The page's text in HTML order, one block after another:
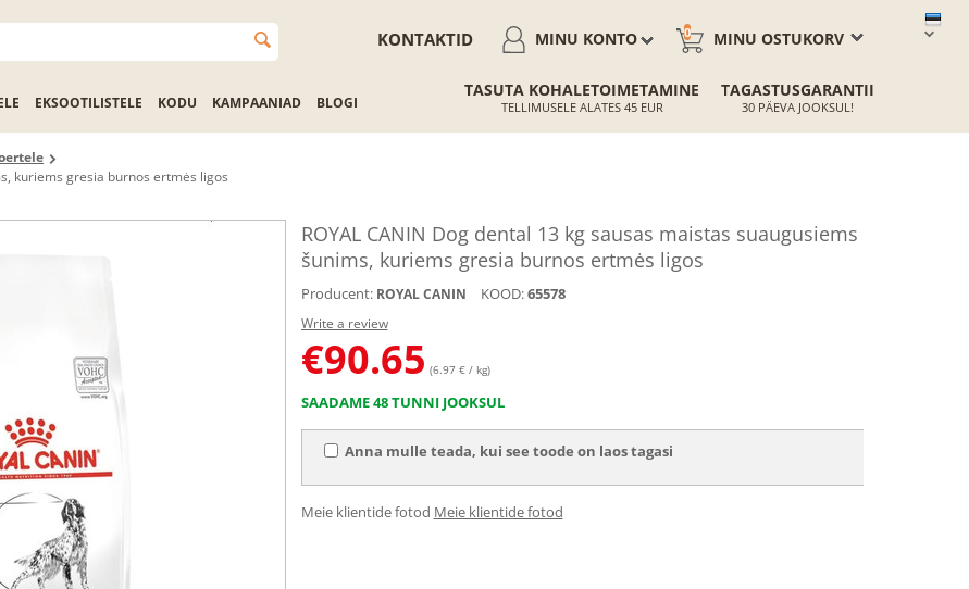
MINU OSTUKORV
0
MINU KONTO
KONTAKTID
EKSOOTILISTELE KODU KAMPAANIAD BLOGI
TASUTA KOHALETOIMETAMINE
TELLIMUSELE ALATES 45 EUR
TAGASTUSGARANTII
30 PÄEVA JOOKSUL!
kuriems gresia burnos ertmės ligos
ROYAL CANIN Dog dental 13 kg sausas maistas suaugusiems
šunims, kuriems gresia burnos ertmės ligos
Producent: ROYAL CANIN KOOD:65578
Write a review
€90.65 (6.97 € / kg)
SAADAME 48 TUNNI JOOKSUL
Anna mulle teada, kui see toode on laos tagasi
Meie klientide fotod Meie klientide fotod